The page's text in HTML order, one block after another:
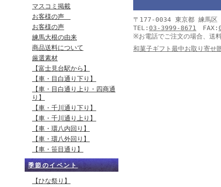
マスコミ掲載
お客様の声
お客様の声
練馬大根の由来
商品送料について
厳選素材
【富士見台駅から】
【車・目白通り下り】
【車・目白通り上り・四商通
り】
【車・千川通り下り】
【車・千川通り上り】
【車・環八内回り】
【車・環八外回り】
【車・笹目通り】
季節のイベント
【ひな祭り】
〒177-0034 東京都 練馬
TEL: 03-3999-8671 FAX:
※お電話でご注文の場合、送
和菓子ギフト最中お取り寄せ